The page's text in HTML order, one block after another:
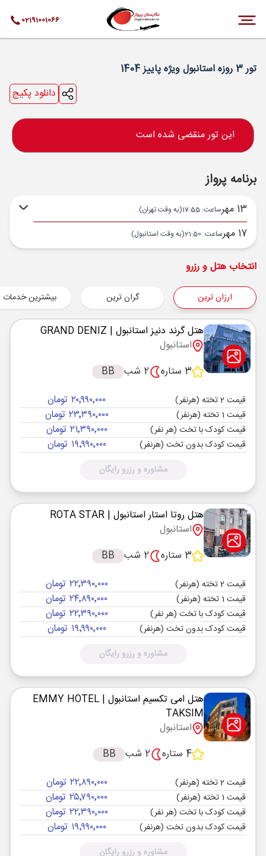
02191001066
تور 3 روزه استانبول ویژه پاییز 1404
دانلود پکیج
این تور منقضی شده است
برنامه پرواز
13 مهر ساعت: 17:55 (به وقت تهران)
17 مهر ساعت: 21:50 (به وقت استانبول)
شروع سفر
نوع سفر :هواییEconomy معراج ایر
ساعت حرکت :17:55 مدت سفر :03:00
پایان سفر
استانبول , فرودگاه جدید استانبول IST
تهران , فرودگاه بین‌المللی امام خمینی IKA
نوع سفر :هوایی
ساعت حرکت :21:50 مدت سفر :
انتخاب هتل و رزرو
ارزان ترین گران ترین بیشترین خدمات
هتل گرند دنیز استانبول | GRAND DENIZ
استانبول
3 ستاره
2 شب BB
قیمت 2 تخته (هرنفر) ۲۰٬۹۹۰٬۰۰۰ تومان
قیمت 1 تخته (هرنفر) ۲۳٬۳۹۰٬۰۰۰ تومان
قیمت کودک با تخت (هر نفر) ۲۱٬۳۹۰٬۰۰۰ تومان
قیمت کودک بدون تخت (هرنفر) ۱۹٬۹۹۰٬۰۰۰ تومان
مشاوره و رزرو رایگان
هتل روتا استار استانبول | ROTA STAR
استانبول
3 ستاره
2 شب BB
قیمت 2 تخته (هرنفر) ۲۲٬۳۹۰٬۰۰۰ تومان
قیمت 1 تخته (هرنفر) ۲۴٬۸۹۰٬۰۰۰ تومان
قیمت کودک با تخت (هر نفر) ۲۲٬۳۹۰٬۰۰۰ تومان
قیمت کودک بدون تخت (هرنفر) ۱۹٬۹۹۰٬۰۰۰ تومان
مشاوره و رزرو رایگان
هتل امی تکسیم استانبول | EMMY HOTEL
TAKSIM
استانبول
4 ستاره
2 شب BB
قیمت 2 تخته (هرنفر) ۲۲٬۸۹۰٬۰۰۰ تومان
قیمت 1 تخته (هرنفر) ۲۵٬۷۹۰٬۰۰۰ تومان
قیمت کودک با تخت (هر نفر) ۲۲٬۳۹۰٬۰۰۰ تومان
قیمت کودک بدون تخت (هرنفر) ۱۹٬۹۹۰٬۰۰۰ تومان
مشاوره و رزرو رایگان